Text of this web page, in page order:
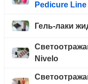
Pedicure Line
Гель-лаки
Nivelo